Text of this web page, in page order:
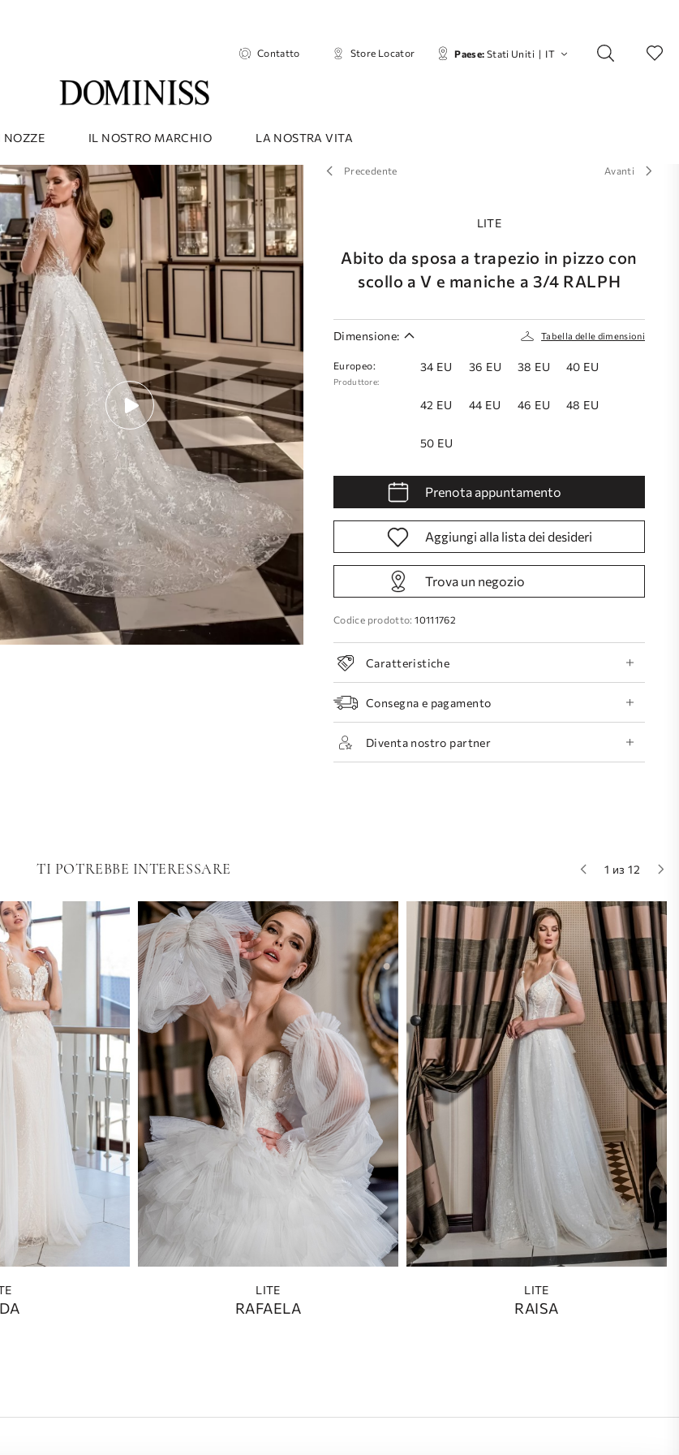
Contatto Store Locator Paese: Stati Uniti | IT
NOZZE IL NOSTRO MARCHIO LA NOSTRA VITA
Precedente Avanti
LITE
Abito da sposa a trapezio in pizzo con
scollo a V e maniche a 3/4 RALPH
Dimensione: Tabella delle dimensioni
Europeo:
Produttore:
34 EU 36 EU 38 EU 40 EU
42 EU 44 EU 46 EU 48 EU
50 EU
Prenota appuntamento
Aggiungi alla lista dei desideri
Trova un negozio
Codice prodotto: 10111762
Caratteristiche
Consegna e pagamento
Diventa nostro partner
TI POTREBBE INTERESSARE 1 из 12
LITE
RAFAELA
LITE
RAISA